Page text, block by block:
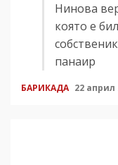
Нинова
която е
панаир
БАРИКАДА 22 април